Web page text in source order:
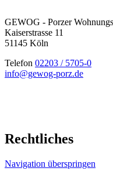
GEWOG - Porzer
Kaiserstrasse 11
51145 Köln
Telefon 02203 / 5705-0
info@gewog-porz.de
Rechtliches
Navigation überspringen